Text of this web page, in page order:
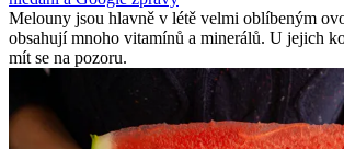
Melouny jsou hlavně v létě velmi oblíbeným
obsahují mnoho vitamínů a minerálů. U jejich
mít se na pozoru.